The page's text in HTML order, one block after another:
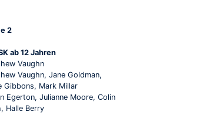
2
ab 12 Jahren
Vaughn
Vaughn, Jane Goldman,
Gibbons, Mark Millar
Egerton, Julianne Moore, Colin
Halle Berry